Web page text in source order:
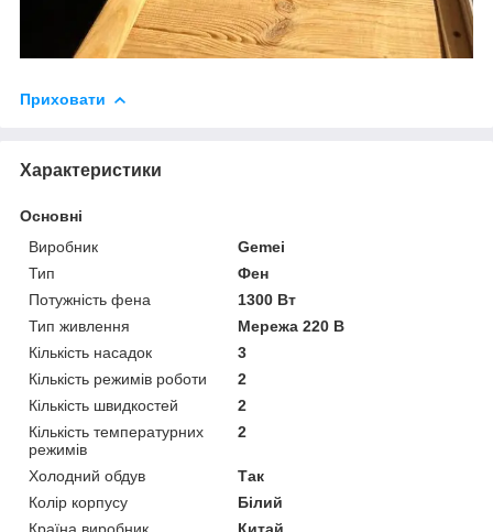
Приховати
Характеристики
Основні
Виробник
Gemei
Тип
Фен
Потужність фена
1300 Вт
Тип живлення
Мережа 220 В
Кількість насадок
3
Кількість режимів роботи
2
Кількість швидкостей
2
Кількість температурних
режимів
2
Холодний обдув
Так
Колір корпусу
Білий
Країна виробник
Китай